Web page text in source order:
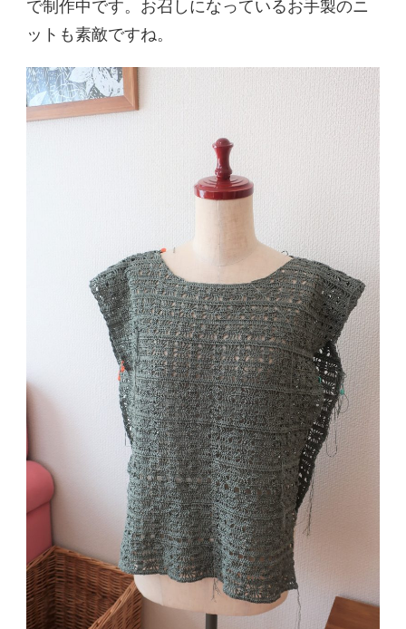
で制作中です。お召しになっているお手製のニ
ットも素敵ですね。